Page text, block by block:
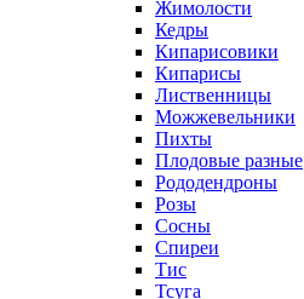
Жимолости
Кедры
Кипарисовики
Кипарисы
Лиственницы
Можжевельники
Пихты
Плодовые разные
Рододендроны
Розы
Сосны
Спиреи
Тис
Тсуга